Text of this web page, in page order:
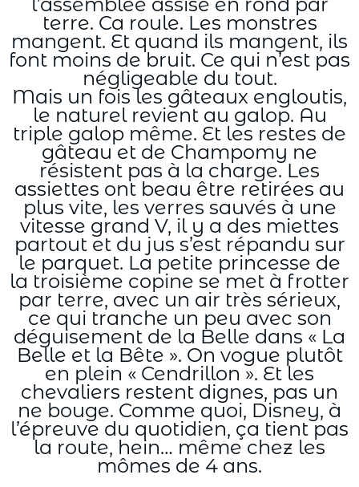
terre. Ca roule. Les monstres
mangent. Et quand ils mangent, ils
font moins de bruit. Ce qui n’est pas
négligeable du tout.
Mais un fois les gâteaux engloutis,
le naturel revient au galop. Au
triple galop même. Et les restes de
gâteau et de Champomy ne
résistent pas à la charge. Les
assiettes ont beau être retirées au
plus vite, les verres sauvés à une
vitesse grand V, il y a des miettes
partout et du jus s’est répandu sur
le parquet. La petite princesse de
la troisième copine se met à frotter
par terre, avec un air très sérieux,
ce qui tranche un peu avec son
déguisement de la Belle dans « La
Belle et la Bête ». On vogue plutôt
en plein « Cendrillon ». Et les
chevaliers restent dignes, pas un
ne bouge. Comme quoi, Disney, à
l’épreuve du quotidien, ça tient pas
la route, hein… même chez les
mômes de 4 ans.